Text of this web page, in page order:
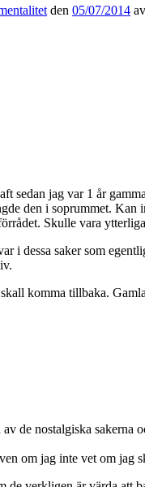
den 05/07/2014 av
sedan jag var 1 år
den i soprummet. Kan
Skulle vara
dessa saker som
komma tillbaka.
de nostalgiska sakerna
om jag inte vet om jag